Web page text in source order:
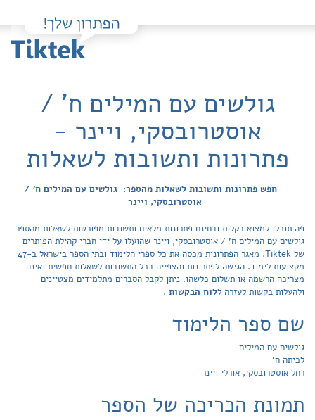
גולשים עם המילים ח' /
אוסטרובסקי, ויינר -
פתרונות ותשובות לשאלות
חפש פתרונות ותשובות לשאלות מהספר: גולשים עם המילים ח' /
אוסטרובסקי, ויינר
פה תוכלו למצוא בקלות ובחינם פתרונות מלאים ותשובות מפורטות לשאלות מהספר
גולשים עם המילים ח' / אוסטרובסקי, ויינר שהועלו על ידי חברי קהילת הפותרים
של Tiktek. מאגר הפתרונות מכסה את כל ספרי הלימוד ובתי הספר בישראל ב-47
מקצועות לימוד. הגישה לפתרונות והצפייה בכל התשובות לשאלות חפשית ואינה
מצריכה הרשמה או תשלום כלשהו. ניתן לקבל הסברים מתלמידים מצטיינים
ולהעלות בקשות לעזרה ללוח הבקשות .
שם ספר הלימוד
גולשים עם המילים
לכיתה ח'
רחל אוסטרובסקי, אורלי ויינר
תמונת הכריכה של הספר